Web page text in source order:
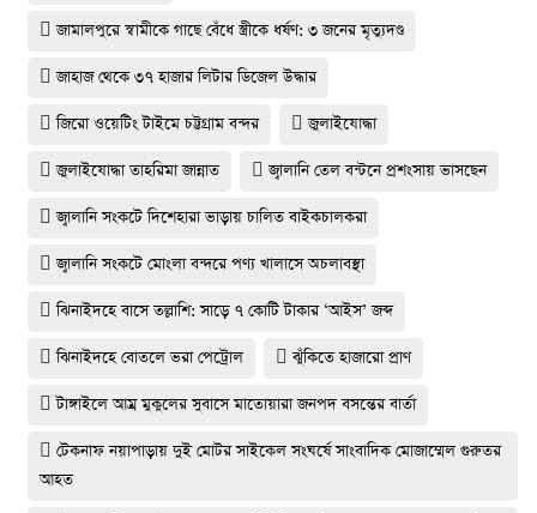
জামালপুরে স্বামীকে গাছে বেঁধে স্ত্রীকে ধর্ষণ: ৩ জনের মৃত্যুদণ্ড
জাহাজ থেকে ৩৭ হাজার লিটার ডিজেল উদ্ধার
জিরো ওয়েটিং টাইমে চট্টগ্রাম বন্দর জুলাইযোদ্ধা
জুলাইযোদ্ধা তাহরিমা জান্নাত জ্বালানি তেল বন্টনে প্রশংসায় ভাসছেন
জ্বালানি সংকটে দিশেহারা ভাড়ায় চালিত বাইকচালকরা
জ্বালানি সংকটে মোংলা বন্দরে পণ্য খালাসে অচলাবস্থা
ঝিনাইদহে বাসে তল্লাশি: সাড়ে ৭ কোটি টাকার ‘আইস’ জব্দ
ঝিনাইদহে বোতলে ভরা পেট্রোল ঝুঁকিতে হাজারো প্রাণ
টাঙ্গাইলে আম্র মুকুলের সুবাসে মাতোয়ারা জনপদ বসন্তের বার্তা
টেকনাফ নয়াপাড়ায় দুই মোটর সাইকেল সংঘর্ষে সাংবাদিক মোজাম্মেল গুরুতর
আহত